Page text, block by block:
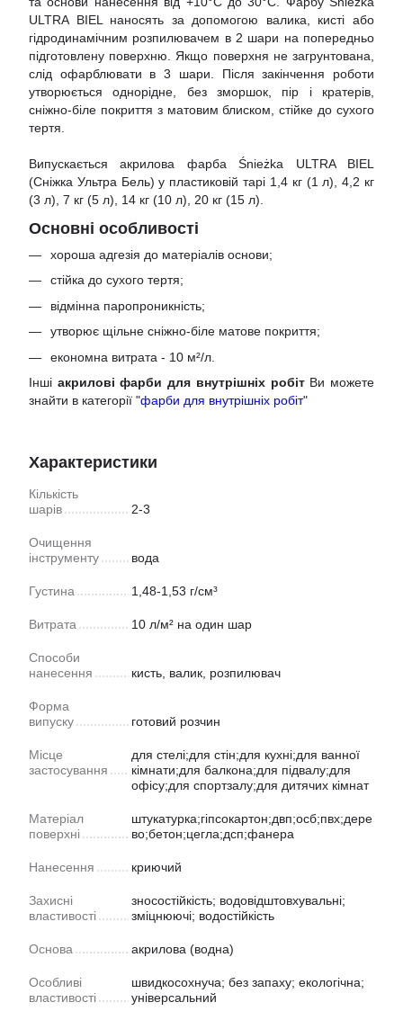
ULTRA BIEL наносять за допомогою валика, кисті або
гідродинамічним розпилювачем в 2 шари на попередньо
підготовлену поверхню. Якщо поверхня не загрунтована,
слід офарблювати в 3 шари. Після закінчення роботи
утворюється однорідне, без зморшок, пір і кратерів,
сніжно-біле покриття з матовим блиском, стійке до сухого
тертя.
Випускається акрилова фарба Śnieżka ULTRA BIEL
(Сніжка Ультра Бель) у пластиковій тарі 1,4 кг (1 л), 4,2 кг
(3 л), 7 кг (5 л), 14 кг (10 л), 20 кг (15 л).
Основні особливості
хороша адгезія до матеріалів основи;
стійка до сухого тертя;
відмінна паропроникність;
утворює щільне сніжно-біле матове покриття;
економна витрата - 10 м²/л.
Інші акрилові фарби для внутрішніх робітВи можете
знайти в категорії "фарби для внутрішніх робіт"
Характеристики
Кількість
шарів
2-3
Очищення
інструменту
вода
Густина 1,48-1,53 г/см³
Витрата 10 л/м² на один шар
Способи
нанесення
кисть, валик, розпилювач
Форма
випуску
готовий розчин
Місце
застосування
для стелі;для стін;для кухні;для ванної
кімнати;для балкона;для підвалу;для
офісу;для спортзалу;для дитячих кімнат
Матеріал
поверхні
штукатурка;гіпсокартон;двп;осб;пвх;дере
во;бетон;цегла;дсп;фанера
Нанесення криючий
Захисні
властивості
зносостійкість; водовідштовхувальні;
зміцнюючі; водостійкість
Основа акрилова (водна)
Особливі
властивості
швидкосохнуча; без запаху; екологічна;
універсальний